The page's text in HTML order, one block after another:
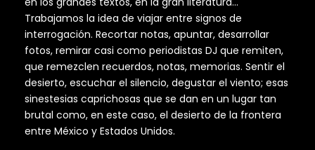
Trabajamos la idea de viajar entre signos de
interrogación. Recortar notas, apuntar, desarrollar
fotos, remirar casi como periodistas DJ que remiten,
que remezclen recuerdos, notas, memorias. Sentir el
desierto, escuchar el silencio, degustar el viento; esas
sinestesias caprichosas que se dan en un lugar tan
brutal como, en este caso, el desierto de la frontera
entre México y Estados Unidos.